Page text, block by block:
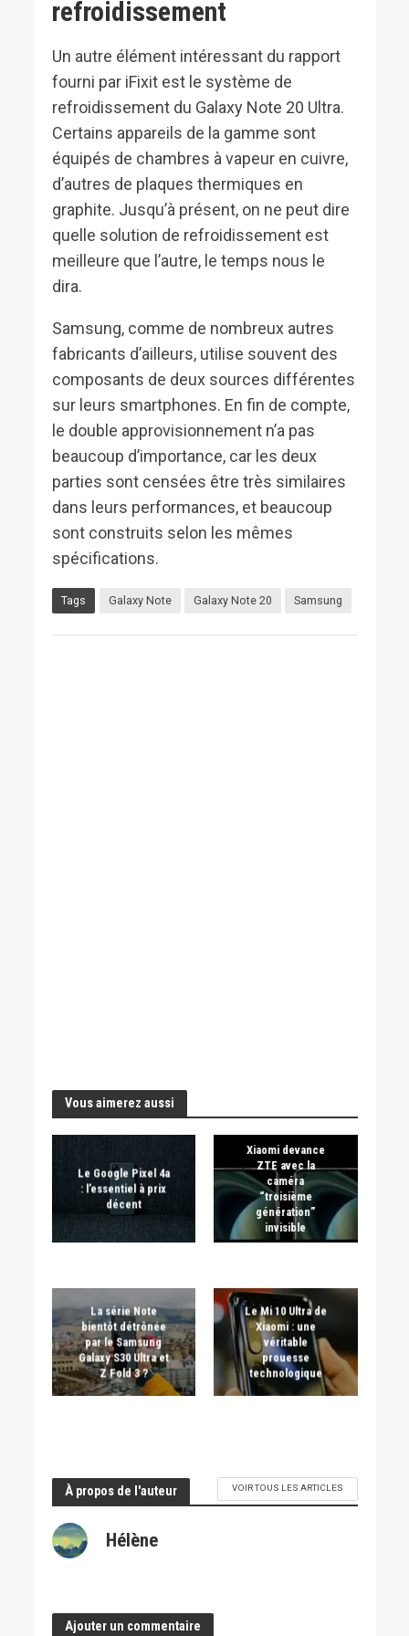
refroidissement
Un autre élément intéressant du rapport
fourni par iFixit est le système de
refroidissement du Galaxy Note 20 Ultra.
Certains appareils de la gamme sont
équipés de chambres à vapeur en cuivre,
d’autres de plaques thermiques en
graphite. Jusqu’à présent, on ne peut dire
quelle solution de refroidissement est
meilleure que l’autre, le temps nous le
dira.
Samsung, comme de nombreux autres
fabricants d’ailleurs, utilise souvent des
composants de deux sources différentes
sur leurs smartphones. En fin de compte,
le double approvisionnement n’a pas
beaucoup d’importance, car les deux
parties sont censées être très similaires
dans leurs performances, et beaucoup
sont construits selon les mêmes
spécifications.
Tags Galaxy Note Galaxy Note 20 Samsung
Vous aimerez aussi
Le Google Pixel 4a
: l’essentiel à prix
décent
Xiaomi devance
ZTE avec la
caméra
“troisième
génération”
invisible
La série Note
bientôt détrônée
par le Samsung
Galaxy S30 Ultra et
Z Fold 3 ?
Le Mi 10 Ultra de
Xiaomi : une
véritable
prouesse
technologique
À propos de l'auteur VOIR TOUS LES ARTICLES
Hélène
Ajouter un commentaire